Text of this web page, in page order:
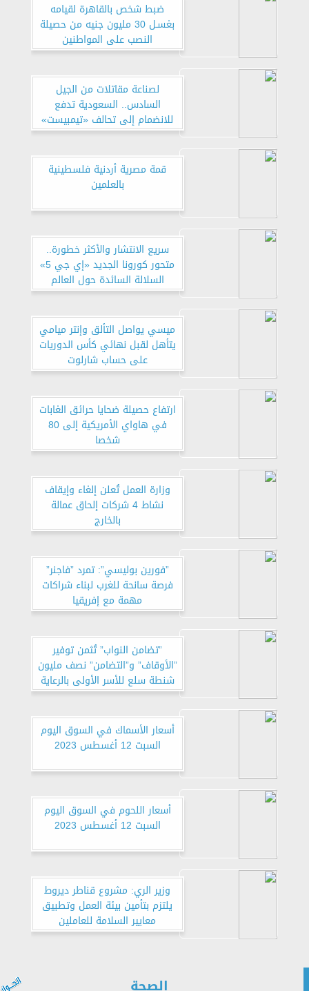
ضبط شخص بالقاهرة لقيامه
بغسـل 30 مليون جنيه من حصيلة
النصب على المواطنين
لصناعة مقاتلات من الجيل
السادس.. السعودية تدفع
للانضمام إلى تحالف «تيمبيست»
قمة مصرية أردنية فلسطينية
بالعلمين
سريع الانتشار والأكثر خطورة..
متحور كورونا الجديد «إي جي 5»
السلالة السائدة حول العالم
ميسي يواصل التألق وإنتر ميامي
يتأهل لقبل نهائي كأس الدوريات
على حساب شارلوت
ارتفاع حصيلة ضحايا حرائق الغابات
في هاواي الأمريكية إلى 80
شخصا
وزارة العمل تُعلن إلغاء وإيقاف
نشاط 4 شركات إلحاق عمالة
بالخارج
”فورين بوليسي”: تمرد ”فاجنر”
فرصة سانحة للغرب لبناء شراكات
مهمة مع إفريقيا
”تضامن النواب” تُثمن توفير
”الأوقاف” و”التضامن” نصف مليون
شنطة سلع للأسر الأولى بالرعاية
أسعار الأسماك في السوق اليوم
السبت 12 أغسطس 2023
أسعار اللحوم في السوق اليوم
السبت 12 أغسطس 2023
وزير الري: مشروع قناطر ديروط
يلتزم بتأمين بيئة العمل وتطبيق
معايير السلامة للعاملين
الصحة